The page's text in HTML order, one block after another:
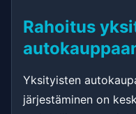
Rahoitus
Yksityisten
järjestäminen on